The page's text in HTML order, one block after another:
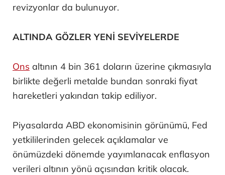
revizyonlar da bulunuyor.
ALTINDA GÖZLER YENİ SEVİYELERDE
Ons altının 4 bin 361 doların üzerine çıkmasıyla
birlikte değerli metalde bundan sonraki fiyat
hareketleri yakından takip ediliyor.
Piyasalarda ABD ekonomisinin görünümü, Fed
yetkililerinden gelecek açıklamalar ve
önümüzdeki dönemde yayımlanacak enflasyon
verileri altının yönü açısından kritik olacak.